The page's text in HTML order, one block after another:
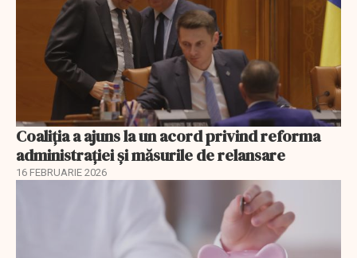
Coaliția a ajuns la un acord privind reforma
administrației și măsurile de relansare
16 FEBRUARIE 2026